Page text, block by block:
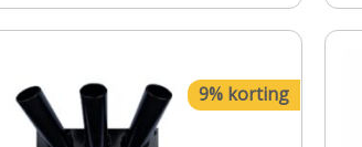
9% korting